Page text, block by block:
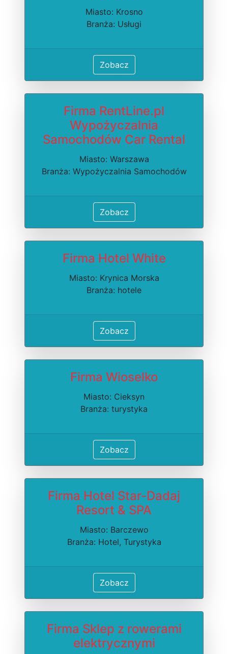
Miasto: Krosno
Branża: Usługi
Zobacz
Firma RentLine.pl
Wypożyczalnia
Samochodów Car Rental
Miasto: Warszawa
Branża: Wypożyczalnia Samochodów
Zobacz
Firma Hotel White
Miasto: Krynica Morska
Branża: hotele
Zobacz
Firma Wioselko
Miasto: Cieksyn
Branża: turystyka
Zobacz
Firma Hotel Star-Dadaj
Resort & SPA
Miasto: Barczewo
Branża: Hotel, Turystyka
Zobacz
Firma Sklep z rowerami
elektrycznymi